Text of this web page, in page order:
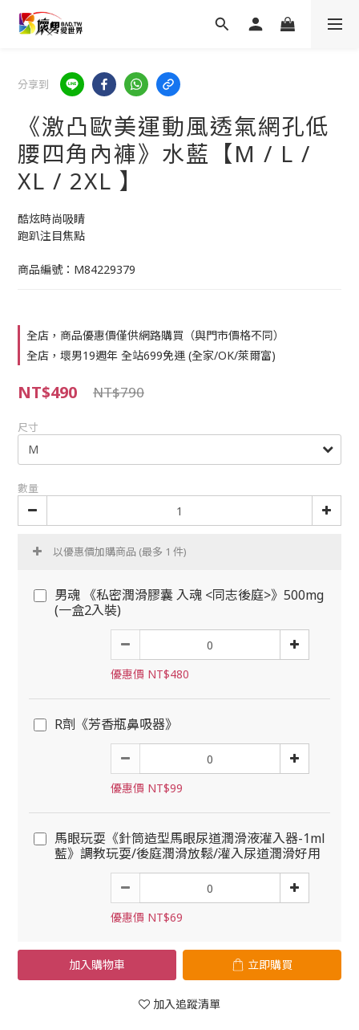
分享到
《激凸歐美運動風透氣網孔低
腰四角內褲》水藍【M / L /
XL / 2XL 】
酷炫時尚吸睛
跑趴注目焦點
商品編號：M84229379
全店，商品優惠價僅供網路購買（與門市價格不同）
全店，壞男19週年 全站699免運 (全家/OK/萊爾富)
NT$490 NT$790
尺寸
數量
以優惠價加購商品 (最多 1 件)
男魂 《私密潤滑膠囊 入魂 <同志後庭>》500mg
(一盒2入裝)
優惠價 NT$480
R劑《芳香瓶鼻吸器》
優惠價 NT$99
馬眼玩耍《針筒造型馬眼尿道潤滑液灌入器-1ml
藍》調教玩耍/後庭潤滑放鬆/灌入尿道潤滑好用
優惠價 NT$69
加入購物車 立即購買
加入追蹤清單